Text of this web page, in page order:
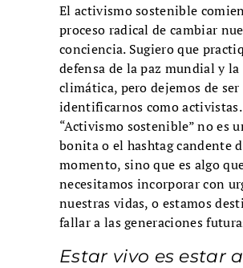
El activismo sostenible
proceso radical de cambiar
conciencia. Sugiero que
defensa de la paz mundial y
climática, pero dejemos de ser
identificarnos como activistas.
“Activismo sostenible” no es
bonita o el hashtag candente
momento, sino que es algo
necesitamos incorporar con
nuestras vidas, o estamos
fallar a las generaciones
Estar vivo es estar